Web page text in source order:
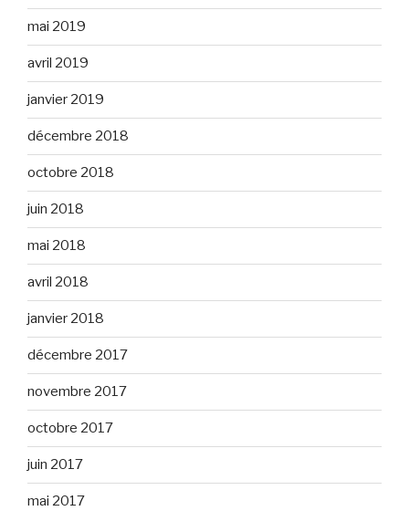
mai 2019
avril 2019
janvier 2019
décembre 2018
octobre 2018
juin 2018
mai 2018
avril 2018
janvier 2018
décembre 2017
novembre 2017
octobre 2017
juin 2017
mai 2017